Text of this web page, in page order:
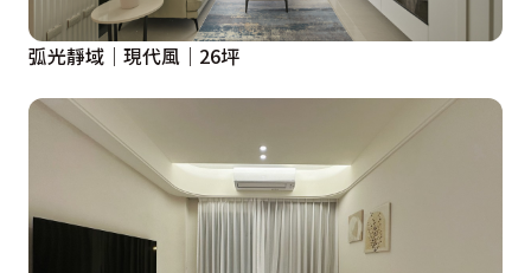
弧光靜域｜現代風｜26坪